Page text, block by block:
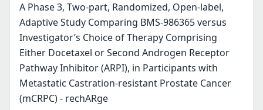
A Phase 3, Two-part, Randomized, Open-label,
Adaptive Study Comparing BMS-986365 versus
Investigator’s Choice of Therapy Comprising
Either Docetaxel or Second Androgen Receptor
Pathway Inhibitor (ARPI), in Participants with
Metastatic Castration-resistant Prostate Cancer
(mCRPC) - rechARge